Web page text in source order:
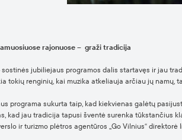
rajonuose – graži tradicija
sostinės jubiliejaus programos dalis startavęs ir jau
tokių renginių, kai muzika atkeliauja arčiau jų
programa sukurta taip, kad kiekvienas galėtų
kad jau tradicija tapusi šventė surenka tūkstančius
ir turizmo plėtros agentūros „Go Vilnius“ direktorė